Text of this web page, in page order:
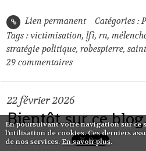
En poursuivant votre navigation sur ce
l'utilisation de cookies. Ces derniers
de nos services. En savoir plus.
Lien permanent Catégories :
Tags :victimisation,lfi,rn,
stratégie politique,robespierre,
29 commentaires
22février 2026
Bientôt sur ce